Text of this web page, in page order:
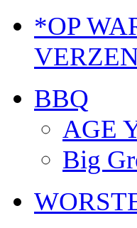
*OP
BBQ
AGE
Big